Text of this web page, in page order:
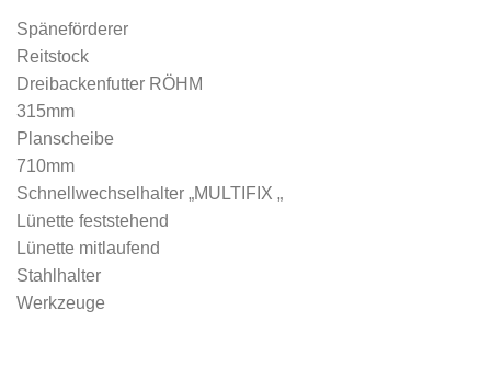
Späneförderer
Reitstock
Dreibackenfutter RÖHM
315mm
Planscheibe
710mm
Schnellwechselhalter „MULTIFIX „
Lünette feststehend
Lünette mitlaufend
Stahlhalter
Werkzeuge